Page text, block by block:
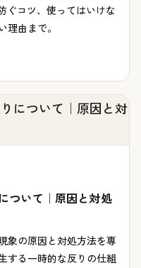
ぐコツ、使ってはいけな
由まで。
ついて｜原因と対処
象の原因と対処方法を専
する一時的な反りの仕組